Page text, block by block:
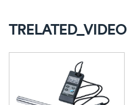
TRELATED_VIDEO